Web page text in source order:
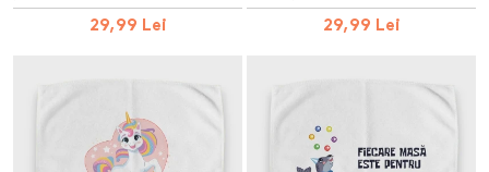
29,99 Lei 29,99 Lei